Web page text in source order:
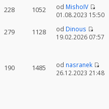
228 1052 od MishoIV
01.08.2023 15:50
279 1128 od Dinous
19.02.2026 07:57
190 1485 od nasranek
26.12.2023 21:48